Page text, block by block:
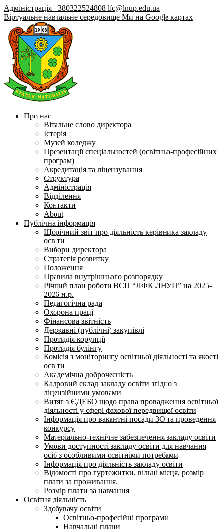
Адміністрація +380322524808 lfc@lnup.edu.ua
Віртуальне навчальне середовище Ми на Google картах
Про нас
Вітальне слово директора
Історія
Музей коледжу
Презентації спеціальностей (освітньо-професійних
програм)
Акредитація та ліцензування
Структура
Адміністрація
Відділення
Контакти
About
Публічна інформація
Щорічний звіт про діяльність керівника закладу
освіти
Вибори директора
Стратегія розвитку
Положення
Правила внутрішнього розпорядку
Річний план роботи ВСП “ЛФК ЛНУП” на 2025-
2026 н.р.
Педагогічна рада
Охорона праці
Фінансова звітність
Державні (публічні) закупівлі
Протидія корупції
Протидія булінгу
Комісія з моніторингу освітньої діяльності та якості
освіти
Академічна доброчесність
Кадровий склад закладу освіти згідно з
ліцензійними умовами
Витяг з ЄДЕБО щодо права провадження освітньої
діяльності у сфері фахової передвищої освіти
Інформація про вакантні посади ЗО та проведення
конкурсу
Матеріально-технічне забезпечення закладу освіти
Умови доступності закладу освіти для навчання
осіб з особливими освітніми потребами
Інформація про діяльність закладу освіти
Відомості про гуртожитки, вільні місця, розмір
плати за проживання.
Розмір плати за навчання
Освітня діяльність
Здобувачу освіти
Освітньо-професійні програми
Навчальні плани